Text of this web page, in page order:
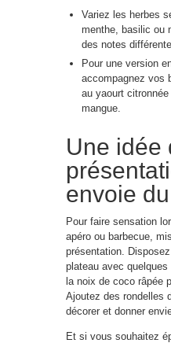
Variez les herbes
menthe, basilic ou
des notes
Pour une version
accompagnez vos
au yaourt
mangue.
Une idée
envoie
Pour faire sensation
apéro ou barbecue,
présentation.
plateau avec
la noix de coco râpée
Ajoutez des rondelles
décorer et donner
Et si vous souhaitez